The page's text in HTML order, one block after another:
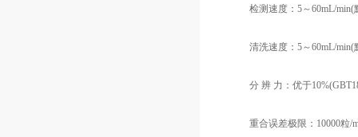
检测速度：5～60mL/min(
清洗速度：5～60mL/min(
分 辨 力：优于
重合误差极限：10000粒/